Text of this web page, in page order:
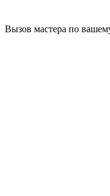
Вызов мастера по